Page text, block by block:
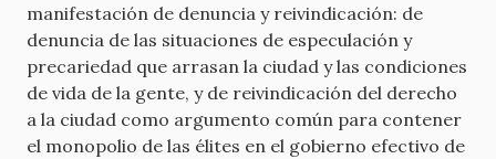
manifestación de denuncia y reivindicación: de
denuncia de las situaciones de especulación y
precariedad que arrasan la ciudad y las condiciones
de vida de la gente, y de reivindicación del derecho
a la ciudad como argumento común para contener
el monopolio de las élites en el gobierno efectivo de